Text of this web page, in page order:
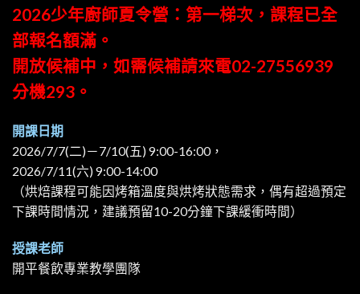
2026少年廚師夏令營：第一梯次，課程已全
部報名額滿。
開放候補中，如需候補請來電02-27556939
分機293。
開課日期
2026/7/7(二)－7/10(五) 9:00-16:00，
2026/7/11(六) 9:00-14:00
（烘焙課程可能因烤箱溫度與烘烤狀態需求，偶有超過預定
下課時間情況，建議預留10-20分鐘下課緩衝時間）
授課老師
開平餐飲專業教學團隊